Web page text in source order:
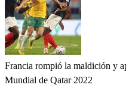
Francia rompió la maldición y
Mundial de Qatar 2022